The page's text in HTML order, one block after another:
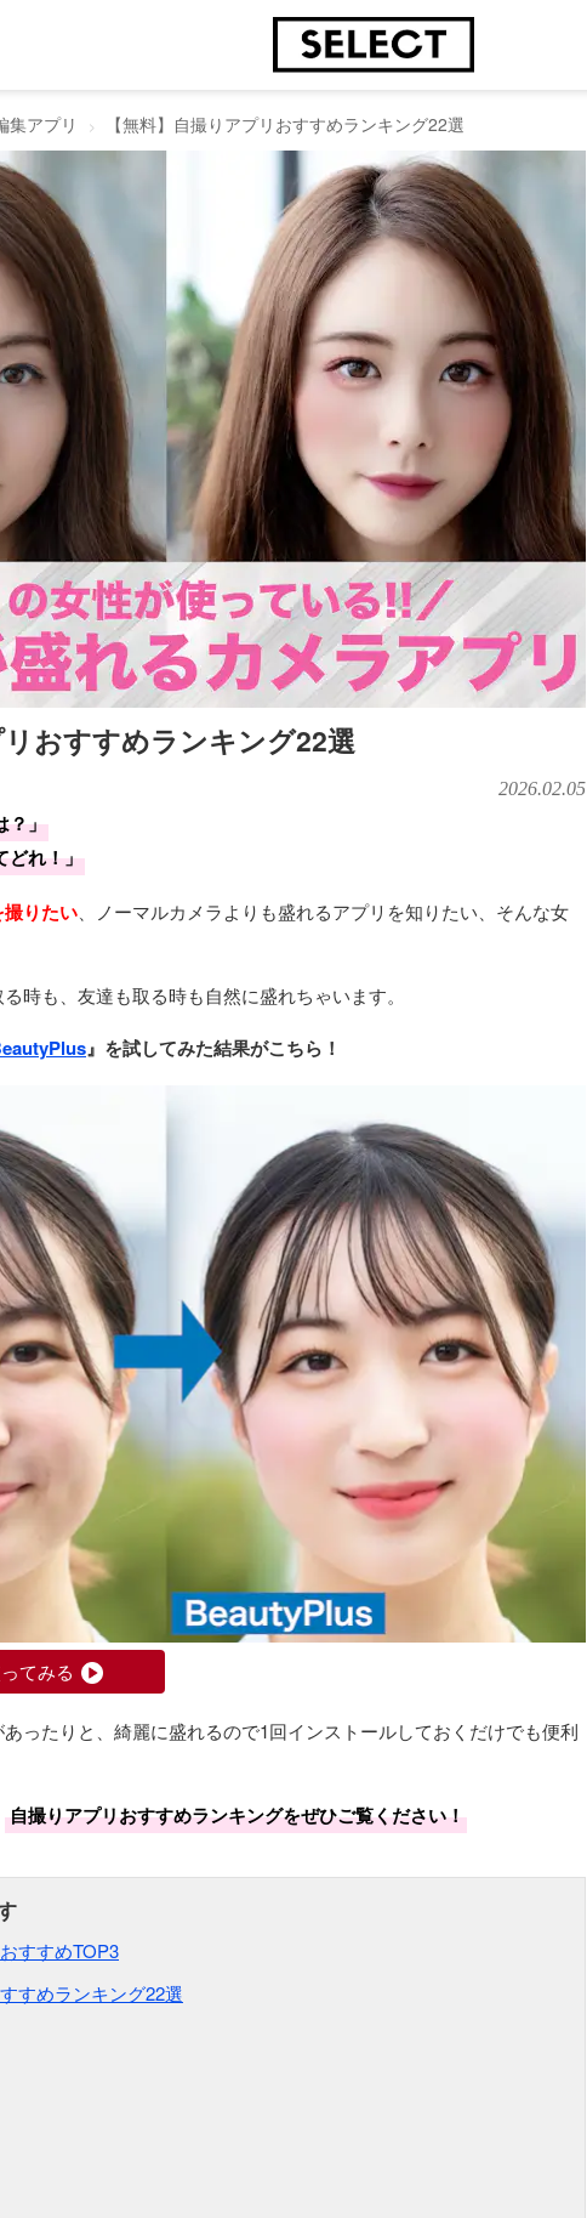
集アプリ 【無料】自撮りアプリおすすめランキング22選
リおすすめランキング22選
2026.02.05
？」
どれ！」
りたい 、ノーマルカメラよりも盛れるアプリを知りたい、そんな女
時も、友達も取る時も自然に盛れちゃいます。
』を試してみた結果がこちら！
てみる
ったりと、綺麗に盛れるので1回インストールしておくだけでも便利
自撮りアプリおすすめランキングをぜひご覧ください！
すすめTOP3
すめランキング22選